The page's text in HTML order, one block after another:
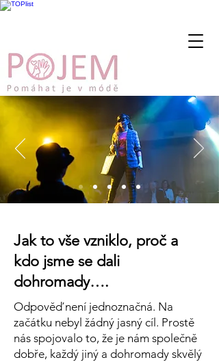
Jak to vše vzniklo, proč a
kdo jsme se dali
dohromady….
Odpověď není jednoznačná. Na
začátku nebyl žádný jasný cíl. Prostě
nás spojovalo to, že je nám společně
dobře, každý jiný a dohromady skvělý